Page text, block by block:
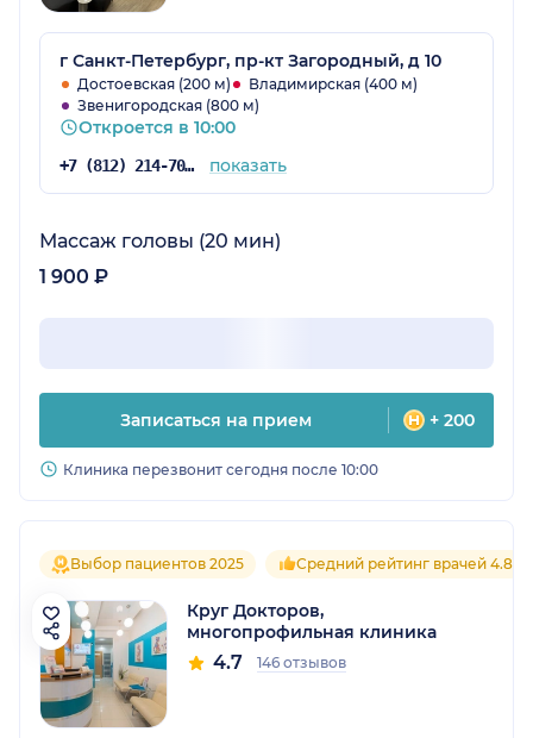
г Санкт-Петербург, пр-кт Загородный, д 10
Достоевская (200 м)
Владимирская (400 м)
Звенигородская (800 м)
Откроется в 10:00
+7 (812) 214-70-43 показать
Массаж головы (20 мин)
1 900 ₽
Записаться на прием + 200
Клиника перезвонит сегодня после 10:00
Выбор пациентов 2025 Средний рейтинг врачей 4.8
Круг Докторов,
многопрофильная клиника
4.7 146 отзывов